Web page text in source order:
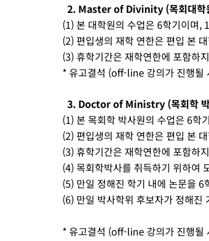
2. Master of Divinity (목회대학
(1) 본 대학원의 수업은 6학기이며,
(2) 편입생의 재학 연한은 편입 본
(3) 휴학기간은 재학연한에 포함하
* 유고결석 (off-line 강의가 진행될
3. Doctor of Ministry (목회학
(1) 본 목회학 박사원의 수업은 6학
(2) 편입생의 재학 연한은 편입 본
(3) 휴학기간은 재학연한에 포함하
(4) 목회학박사를 취득하기 위하여
(5) 만일 정해진 학기 내에 논문을 6
(6) 만일 박사학위 후보자가 정해진
* 유고결석 (off-line 강의가 진행될